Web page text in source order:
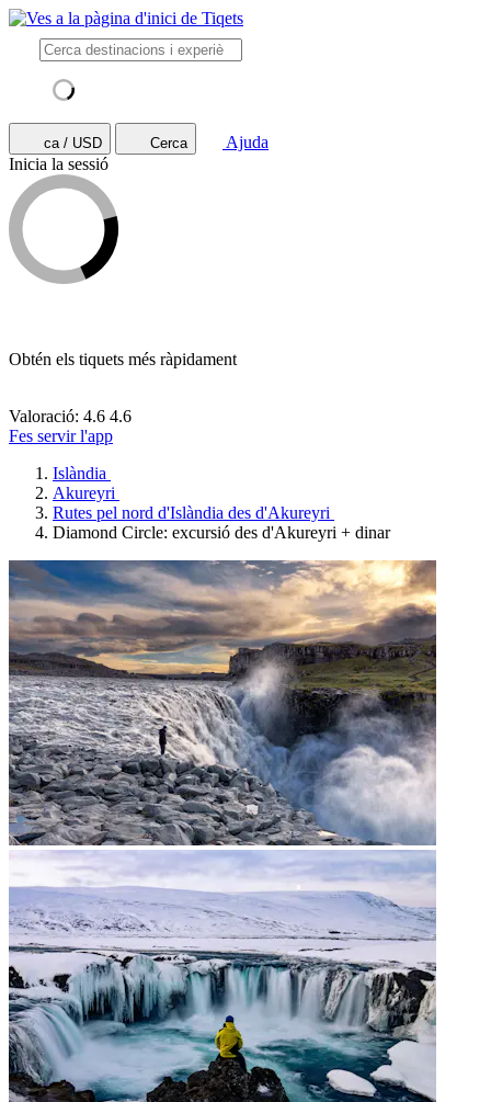
ca / USD Cerca
Ajuda
Inicia la sessió
Obtén els tiquets més ràpidament
Valoració: 4.6 4.6
Fes servir l'app
Islàndia
Akureyri
Rutes pel nord d'Islàndia des d'Akureyri
Diamond Circle: excursió des d'Akureyri + dinar